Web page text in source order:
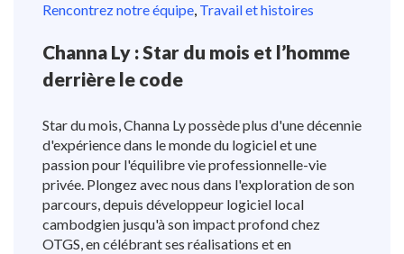
Rencontrez notre équipe, Travail et histoires
Channa Ly : Star du mois et l’homme
derrière le code
Star du mois, Channa Ly possède plus d'une décennie
d'expérience dans le monde du logiciel et une
passion pour l'équilibre vie professionnelle-vie
privée. Plongez avec nous dans l'exploration de son
parcours, depuis développeur logiciel local
cambodgien jusqu'à son impact profond chez
OTGS, en célébrant ses réalisations et en